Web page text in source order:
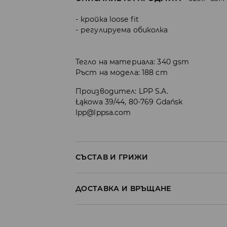
кройка loose fit
регулируема обиколка
Тегло на материала: 340 gsm
Ръст на модела: 188 cm
Производител: LPP S.A.
Łąkowa 39/44, 80-769 Gdańsk
lpp@lppsa.com
СЪСТАВ И ГРИЖИ
ПЪРВА МАТЕРИЯ: 60% ПАМУК, 40%
ЗАБРАНЕНО Е ИЗБЕЛВАНЕТО
ДОСТАВКА И ВРЪЩАНЕ